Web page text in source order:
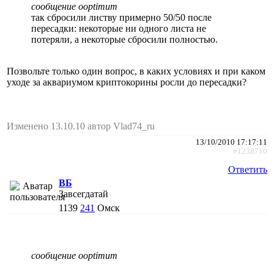
сообщение ooptimum
так сбросили листву примерно 50/50 после
пересадки: некоторые ни одного листа не
потеряли, а некоторые сбросили полностью.
Позвольте только один вопрос, в каких условиях и при каком
уходе за аквариумом криптокорины росли до пересадки?
Изменено 13.10.10 автор Vlad74_ru
13/10/2010 17:17:11
#1238710
Ответить
ВБ
Завсегдатай
1139 241 Омск
сообщение ooptimum